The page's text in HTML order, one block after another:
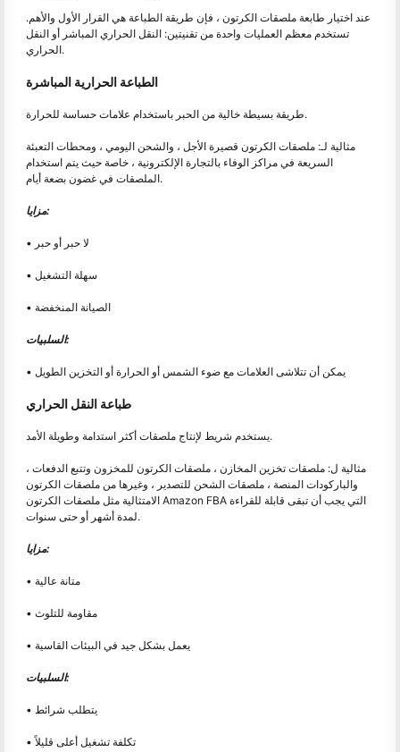
عند اختيار طابعة ملصقات الكرتون ، فإن طريقة الطباعة هي القرار الأول والأهم.
تستخدم معظم العمليات واحدة من تقنيتين: النقل الحراري المباشر أو النقل
الحراري.
الطباعة الحرارية المباشرة
طريقة بسيطة خالية من الحبر باستخدام علامات حساسة للحرارة.
مثالية لـ: ملصقات الكرتون قصيرة الأجل ، والشحن اليومي ، ومحطات التعبئة
السريعة في مراكز الوفاء بالتجارة الإلكترونية ، خاصة حيث يتم استخدام
الملصقات في غضون بضعة أيام.
مزايا:
• لا حبر أو حبر
• سهلة التشغيل
• الصيانة المنخفضة
السلبيات:
• يمكن أن تتلاشى العلامات مع ضوء الشمس أو الحرارة أو التخزين الطويل
طباعة النقل الحراري
يستخدم شريط لإنتاج ملصقات أكثر استدامة وطويلة الأمد.
مثالية ل: ملصقات تخزين المخازن ، ملصقات الكرتون للمخزون وتتبع الدفعات ،
والباركودات المنصة ، ملصقات الشحن للتصدير ، وغيرها من ملصقات الكرتون
الامتثالية مثل ملصقات الكرتون Amazon FBA التي يجب أن تبقى قابلة للقراءة
لمدة أشهر أو حتى سنوات.
مزايا:
• متانة عالية
• مقاومة للتلوث
• يعمل بشكل جيد في البيئات القاسية
السلبيات:
• يتطلب شرائط
• تكلفة تشغيل أعلى قليلاً